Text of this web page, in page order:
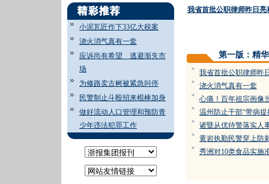
小泥瓦匠作下33亿大税案
浇火消气真有一套
应诉尚有希望 逃避渐失市
场
为修路卖古树被紧急叫停
民警制止斗殴招来棍棒加身
做好流动人口管理和预防青
少年违法犯罪工作
我省首批公职律师昨日亮
第一版：精
= 我省首批公职律师昨
= 浇火消气真有一套
= 心痛！百年祖宗画像
= 温州防止干部“带病提
= 诸暨从优待警落实人
= 黄岩执勤民警穿上防
= 秀洲对10类食品实施